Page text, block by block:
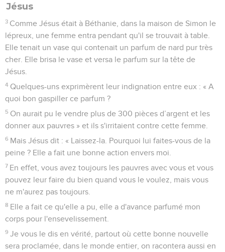
Jésus
3 Comme Jésus était à Béthanie, dans la maison de Simon le
lépreux, une femme entra pendant qu'il se trouvait à table.
Elle tenait un vase qui contenait un parfum de nard pur très
cher. Elle brisa le vase et versa le parfum sur la tête de
Jésus.
4 Quelques-uns exprimèrent leur indignation entre eux : « A
quoi bon gaspiller ce parfum ?
5 On aurait pu le vendre plus de 300 pièces d’argent et les
donner aux pauvres » et ils s'irritaient contre cette femme.
6 Mais Jésus dit : « Laissez-la. Pourquoi lui faites-vous de la
peine ? Elle a fait une bonne action envers moi.
7 En effet, vous avez toujours les pauvres avec vous et vous
pouvez leur faire du bien quand vous le voulez, mais vous
ne m'aurez pas toujours.
8 Elle a fait ce qu'elle a pu, elle a d'avance parfumé mon
corps pour l'ensevelissement.
9 Je vous le dis en vérité, partout où cette bonne nouvelle
sera proclamée, dans le monde entier, on racontera aussi en